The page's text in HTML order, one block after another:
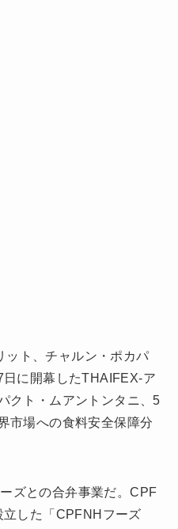
ット、チャルン・ポカパ
に開幕したTHAIFEX-ア
クト・ムアントンタニ、5
市場への食料安全保障分
ズとの合弁事業だ。CPF
した「CPFNHフーズ